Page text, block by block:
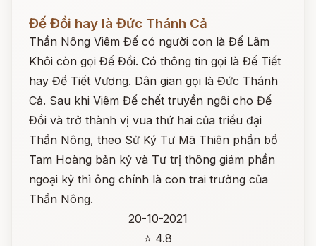
Đọc ngay
Đế Đồi hay là Đức Thánh Cả
Thần Nông Viêm Đế có người con là Đế Lâm
Khôi còn gọi Đế Đồi. Có thông tin gọi là Đế Tiết
hay Đế Tiết Vương. Dân gian gọi là Đức Thánh
Cả. Sau khi Viêm Đế chết truyền ngôi cho Đế
Đồi và trở thành vị vua thứ hai của triều đại
Thần Nông, theo Sử Ký Tư Mã Thiên phần bổ
Tam Hoàng bản kỷ và Tư trị thông giám phần
ngoại kỷ thì ông chính là con trai trưởng của
Thần Nông.
20-10-2021
⭐ 4.8